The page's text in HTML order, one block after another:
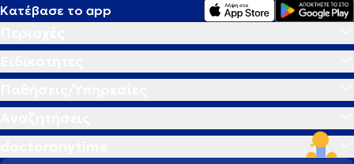
Κατέβασε το app